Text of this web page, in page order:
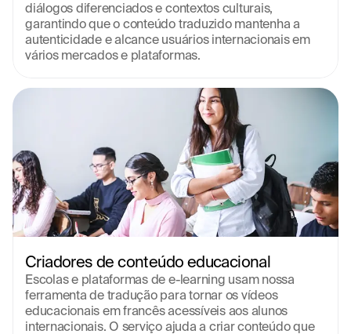
diálogos diferenciados e contextos culturais,
garantindo que o conteúdo traduzido mantenha a
autenticidade e alcance usuários internacionais em
vários mercados e plataformas.
Criadores de conteúdo educacional
Escolas e plataformas de e-learning usam nossa
ferramenta de tradução para tornar os vídeos
educacionais em francês acessíveis aos alunos
internacionais. O serviço ajuda a criar conteúdo que